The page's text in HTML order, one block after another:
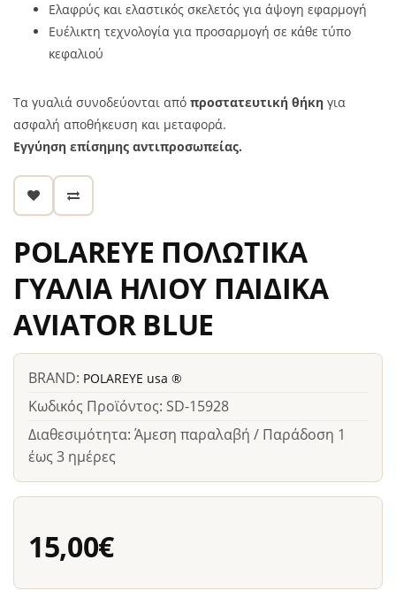
Ελαφρύς και ελαστικός σκελετός για άψογη εφαρμογή
Ευέλικτη τεχνολογία για προσαρμογή σε κάθε τύπο
κεφαλιού
Τα γυαλιά συνοδεύονται από προστατευτική θήκη για
ασφαλή αποθήκευση και μεταφορά.
Εγγύηση επίσημης αντιπροσωπείας.
POLAREYE ΠΟΛΩΤΙΚΑ
ΓΥΑΛΙΑ ΗΛΙΟΥ ΠΑΙΔΙΚΑ
AVIATOR BLUE
BRAND: POLAREYE usa ®
Κωδικός Προϊόντος: SD-15928
Διαθεσιμότητα: Άμεση παραλαβή / Παράδοση 1
έως 3 ημέρες
15,00€